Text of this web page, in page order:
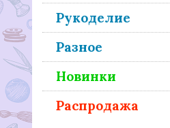
Рукоделие
Разное
Новинки
Распродажа